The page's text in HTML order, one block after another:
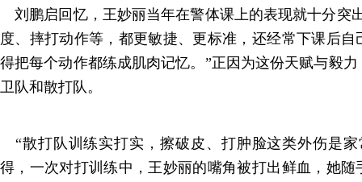
刘鹏启回忆，王妙丽当年在警体课上的表现就十分突
度、摔打动作等，都更敏捷、更标准，还经常下课后
得把每个动作都练成肌肉记忆。”正因为这份天赋与毅
卫队和散打队。
“散打队训练实打实，擦破皮、打肿脸这类外伤是
得，一次对打训练中，王妙丽的嘴角被打出鲜血，她